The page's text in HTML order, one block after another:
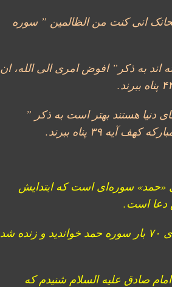
انی کنت من الظالمین ” سوره
اند به ذکر” افوض امری الی الله، ان
دنیا هستند بهتر است به ذکر ”
آیه ۳۹ پناه ببرند.
«حمد» سوره‌ای است که ابتدایش
دعا است.
«صادق آل‎ عبا» فرمود: «چنان‎چه بر مرده‎ای ۷۰ بار سوره حمد خواندید و زنده شد
صادق علیه السلام شنیدم که